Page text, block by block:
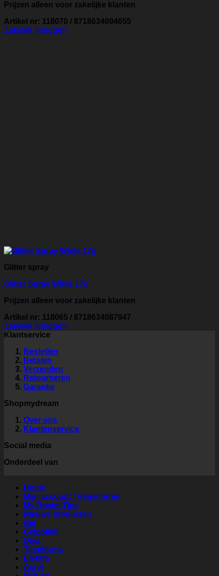
Prijzen alleen voor zakelijke klanten
Artikel nr: 118070 / 8718634094655
Zakelijk inloggen
Glitter spray
Glitter Spray White 17g
Prijzen alleen voor zakelijke klanten
Artikel nr: 118065 / 8718634087947
Zakelijk inloggen
Klantservice
Bestellen
Betalen
Verzenden
Retourneren
Garantie
Shopmydream
Over ons
Klantenservice
Social media
Onderdeel van
Home
Mijn account / Registreren
My Dream Tips
Nieuwe producten
Gel
Gelpolish
Diva
Tips/forms
Elektra
Acryl